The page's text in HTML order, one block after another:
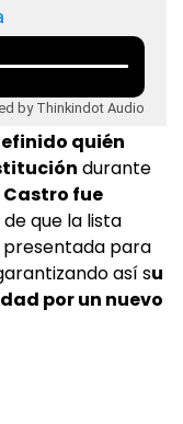
by Thinkindot Audio
quién
durante
Castro fue
de que la lista
presentada para
así su
por un nuevo